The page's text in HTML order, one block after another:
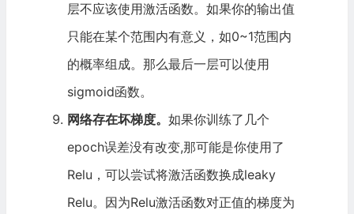
层不应该使用激活函数。如果你的输出值
只能在某个范围内有意义，如0~1范围内
的概率组成。那么最后一层可以使用
sigmoid函数。
网络存在坏梯度。 如果你训练了几个
epoch误差没有改变,那可能是你使用了
Relu，可以尝试将激活函数换成leaky
Relu。因为Relu激活函数对正值的梯度为